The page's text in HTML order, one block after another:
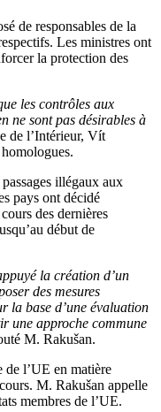
de responsables de la
Les ministres ont
la protection des
les contrôles aux
ne sont pas désirables à
de l’Intérieur, Vít
illégaux aux
pays ont décidé
des dernières
début de
la création d’un
des mesures
la base d’une évaluation
une approche commune
M. Rakušan.
l’UE en matière
M. Rakušan appelle
membres de l’UE.